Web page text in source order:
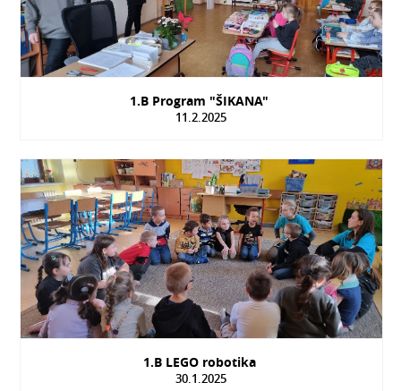
1.B Program "ŠIKANA"
11.2.2025
1.B LEGO robotika
30.1.2025